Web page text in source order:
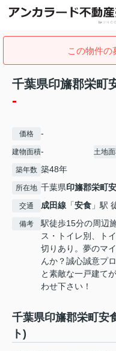
この物件の
千葉県印旛郡栄町
-
価格 -
建物面積- 土地
築年数 築48年
所在地 千葉県印旛郡栄町
交通 成田線 「安食 」駅
備考
駅徒歩15分の周辺
ス・トイレ別、ト
切りあり。夢のマ
んか？誠心誠意プ
と素敵な一戸建て
わせ下さい！
千葉県印旛郡栄町安
ト)